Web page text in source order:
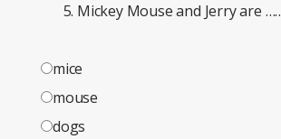
Mickey Mouse and Jerry are
mice
mouse
dogs